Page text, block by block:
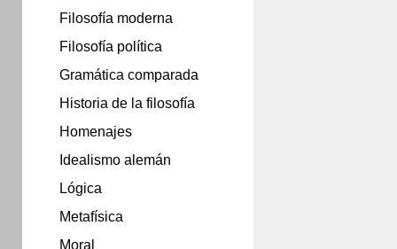
Filosofía moderna
Filosofía política
Gramática comparada
Historia de la filosofía
Homenajes
Idealismo alemán
Lógica
Metafísica
Moral